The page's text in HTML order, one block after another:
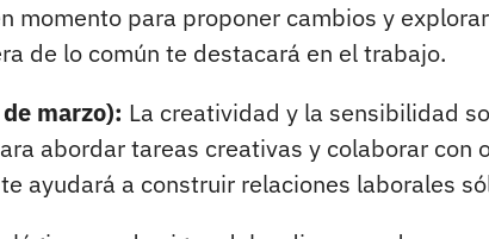
momento para proponer cambios y
de lo común te destacará en el trabajo.
marzo): La creatividad y la sensibilidad
abordar tareas creativas y colaborar con
ayudará a construir relaciones laborales